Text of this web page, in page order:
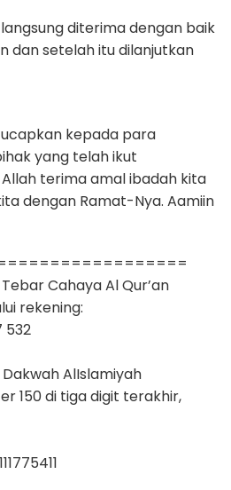
diterima dengan baik
dan setelah itu dilanjutkan
kepada para
yang telah ikut
terima amal ibadah kita
dengan Ramat-Nya. Aamiin
Cahaya Al Qur’an
rekening:
532
AlIslamiyah
150 di tiga digit terakhir,